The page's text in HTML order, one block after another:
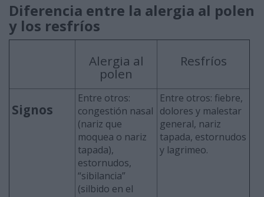
Diferencia entre la alergia al polen
y los resfríos
Alergia al
polen
Resfríos
Signos
Entre otros:
congestión nasal
(nariz que
moquea o nariz
tapada),
estornudos,
“sibilancia”
(silbido en el
Entre otros: fiebre,
dolores y malestar
general, nariz
tapada, estornudos
y lagrimeo.